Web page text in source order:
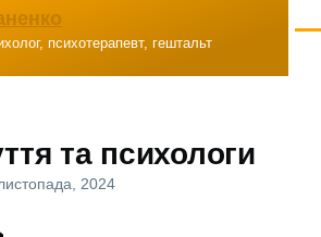
вмісту
психотерапевт, гештальт
та психологи
листопада, 2024